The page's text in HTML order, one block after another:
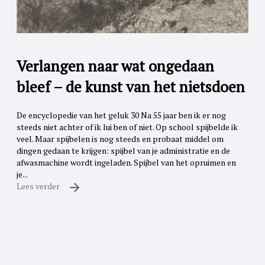
Verlangen naar wat ongedaan
bleef – de kunst van het nietsdoen
De encyclopedie van het geluk 30 Na 55 jaar ben ik er nog
steeds niet achter of ik lui ben of niet. Op school spijbelde ik
veel. Maar spijbelen is nog steeds en probaat middel om
dingen gedaan te krijgen: spijbel van je administratie en de
afwasmachine wordt ingeladen. Spijbel van het opruimen en
je...
Lees verder